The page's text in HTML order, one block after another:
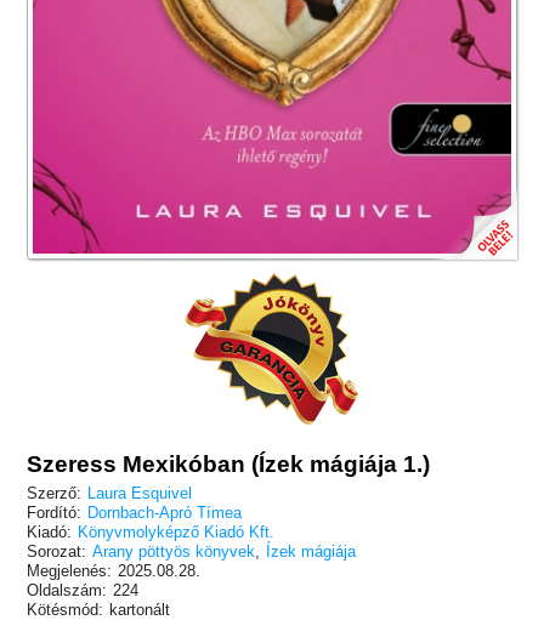
Szeress Mexikóban (Ízek mágiája 1.)
Szerző:
Laura Esquivel
Fordító: Dornbach-Apró Tímea
Kiadó: Könyvmolyképző Kiadó Kft.
Sorozat: Arany pöttyös könyvek
Ízek mágiája
Megjelenés: 2025.08.28.
Oldalszám: 224
Kötésmód: kartonált